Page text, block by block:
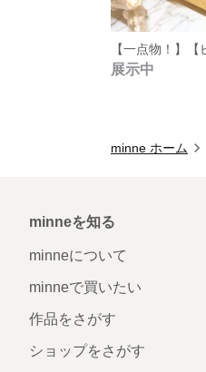
展示中
minne ホーム
minneを知る
minneについて
minneで買いたい
作品をさがす
ショップをさがす